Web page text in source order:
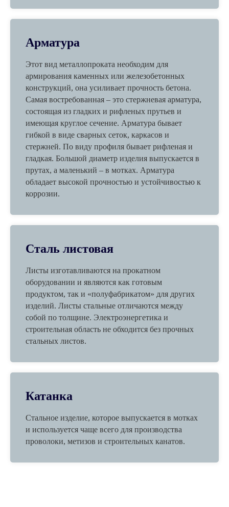
Арматура
Этот вид металлопроката необходим для
армирования каменных или железобетонных
конструкций, она усиливает прочность бетона.
Самая востребованная – это стержневая арматура,
состоящая из гладких и рифленых прутьев и
имеющая круглое сечение. Арматура бывает
гибкой в виде сварных сеток, каркасов и
стержней. По виду профиля бывает рифленая и
гладкая. Большой диаметр изделия выпускается в
прутах, а маленький – в мотках. Арматура
обладает высокой прочностью и устойчивостью к
коррозии.
Сталь листовая
Листы изготавливаются на прокатном
оборудовании и являются как готовым
продуктом, так и «полуфабрикатом» для других
изделий. Листы стальные отличаются между
собой по толщине. Электроэнергетика и
строительная область не обходится без прочных
стальных листов.
Катанка
Стальное изделие, которое выпускается в мотках
и используется чаще всего для производства
проволоки, метизов и строительных канатов.